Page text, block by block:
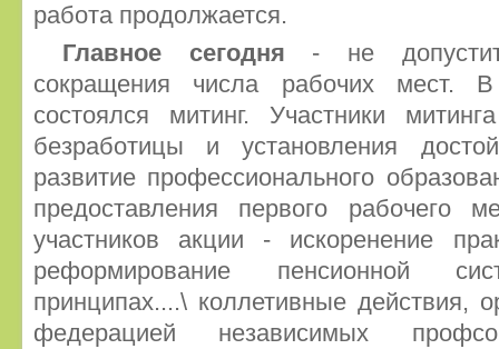
работа продолжается.
Главное сегодня - не
сокращения числа рабочих мест.
состоялся митинг. Участники
безработицы и установления
развитие профессионального
предоставления первого рабочего
участников акции - искоренение
реформирование пенсионной
принципах....\ коллетивные действия,
федерацией независимых